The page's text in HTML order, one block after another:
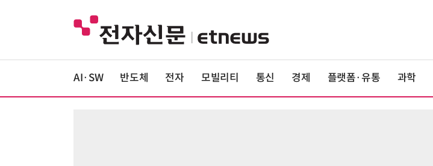
AI·SW 반도체 전자 모빌리티 통신 경제 플랫폼·유통 과학